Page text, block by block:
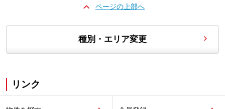
ページの上部へ
種別・エリア変更
リンク